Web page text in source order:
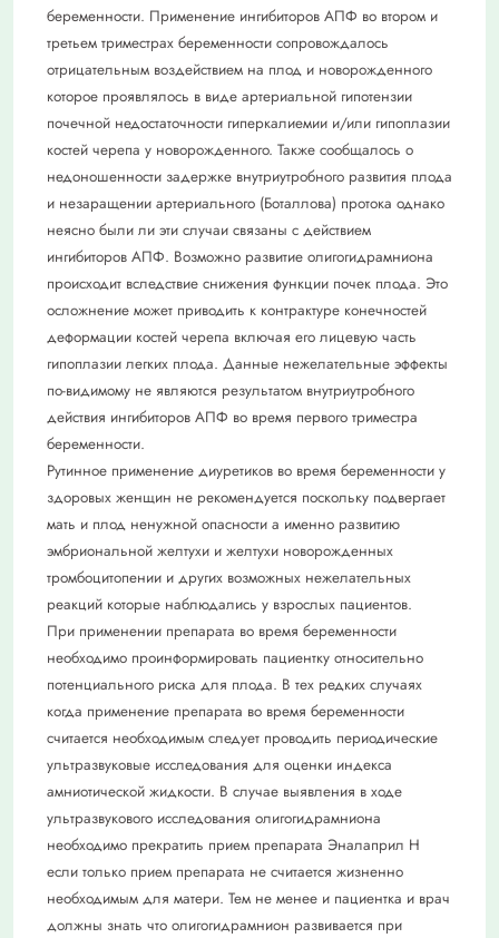
беременности. Применение ингибиторов АПФ во втором и
третьем триместрах беременности сопровождалось
отрицательным воздействием на плод и новорожденного
которое проявлялось в виде артериальной гипотензии
почечной недостаточности гиперкалиемии и/или гипоплазии
костей черепа у новорожденного. Также сообщалось о
недоношенности задержке внутриутробного развития плода
и незаращении артериального (Боталлова) протока однако
неясно были ли эти случаи связаны с действием
ингибиторов АПФ. Возможно развитие олигогидрамниона
происходит вследствие снижения функции почек плода. Это
осложнение может приводить к контрактуре конечностей
деформации костей черепа включая его лицевую часть
гипоплазии легких плода. Данные нежелательные эффекты
по-видимому не являются результатом внутриутробного
действия ингибиторов АПФ во время первого триместра
беременности.
Рутинное применение диуретиков во время беременности у
здоровых женщин не рекомендуется поскольку подвергает
мать и плод ненужной опасности а именно развитию
эмбриональной желтухи и желтухи новорожденных
тромбоцитопении и других возможных нежелательных
реакций которые наблюдались у взрослых пациентов.
При применении препарата во время беременности
необходимо проинформировать пациентку относительно
потенциального риска для плода. В тех редких случаях
когда применение препарата во время беременности
считается необходимым следует проводить периодические
ультразвуковые исследования для оценки индекса
амниотической жидкости. В случае выявления в ходе
ультразвукового исследования олигогидрамниона
необходимо прекратить прием препарата Эналаприл Н
если только прием препарата не считается жизненно
необходимым для матери. Тем не менее и пациентка и врач
должны знать что олигогидрамнион развивается при